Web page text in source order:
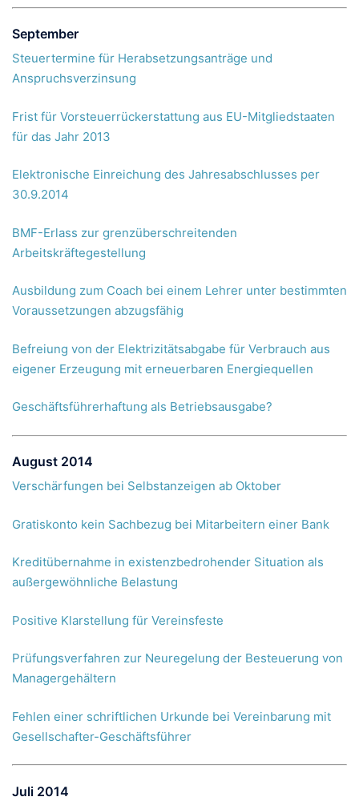
September
Steuertermine für Herabsetzungsanträge und
Anspruchsverzinsung
Frist für Vorsteuerrückerstattung aus EU-Mitgliedstaaten
für das Jahr 2013
Elektronische Einreichung des Jahresabschlusses per
30.9.2014
BMF-Erlass zur grenzüberschreitenden
Arbeitskräftegestellung
Ausbildung zum Coach bei einem Lehrer unter bestimmten
Voraussetzungen abzugsfähig
Befreiung von der Elektrizitätsabgabe für Verbrauch aus
eigener Erzeugung mit erneuerbaren Energiequellen
Geschäftsführerhaftung als Betriebsausgabe?
August 2014
Verschärfungen bei Selbstanzeigen ab Oktober
Gratiskonto kein Sachbezug bei Mitarbeitern einer Bank
Kreditübernahme in existenzbedrohender Situation als
außergewöhnliche Belastung
Positive Klarstellung für Vereinsfeste
Prüfungsverfahren zur Neuregelung der Besteuerung von
Managergehältern
Fehlen einer schriftlichen Urkunde bei Vereinbarung mit
Gesellschafter-Geschäftsführer
Juli 2014